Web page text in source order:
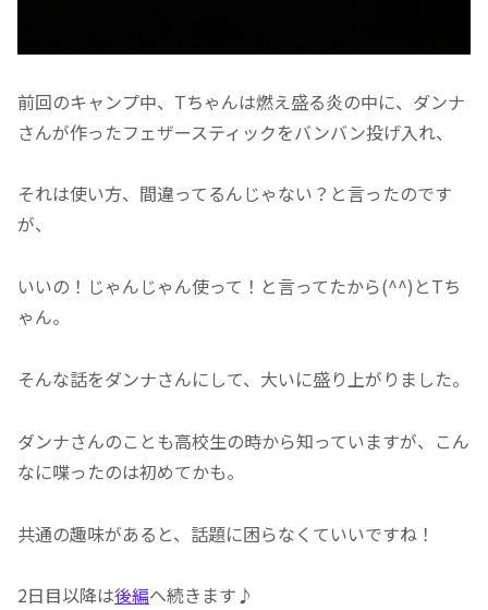
前回のキャンプ中、Tちゃんは燃え盛る炎の中に、ダンナ
さんが作ったフェザースティックをバンバン投げ入れ、
それは使い方、間違ってるんじゃない？と言ったのです
が、
いいの！じゃんじゃん使って！と言ってたから(^^)とTち
ゃん。
そんな話をダンナさんにして、大いに盛り上がりました。
ダンナさんのことも高校生の時から知っていますが、こん
なに喋ったのは初めてかも。
共通の趣味があると、話題に困らなくていいですね！
2日目以降は後編へ続きます♪